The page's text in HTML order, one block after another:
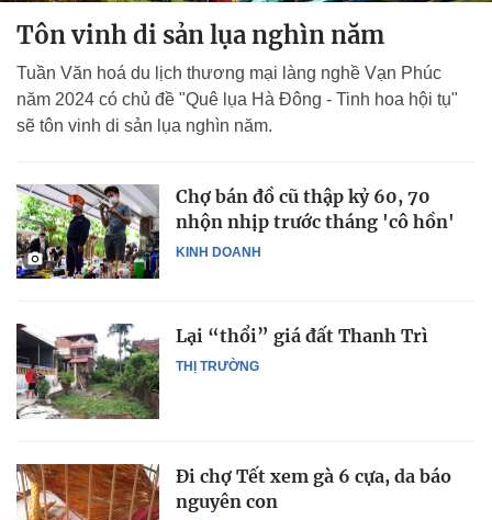
Tôn vinh di sản lụa nghìn năm
Tuần Văn hoá du lịch thương mại làng nghề Vạn Phúc
năm 2024 có chủ đề "Quê lụa Hà Đông - Tinh hoa hội tụ"
sẽ tôn vinh di sản lụa nghìn năm.
KINH DOANH
Chợ bán đồ cũ thập kỷ 60, 70
nhộn nhịp trước tháng 'cô hồn'
THỊ TRƯỜNG
Lại “thổi” giá đất Thanh Trì
Đi chợ Tết xem gà 6 cựa, da báo
nguyên con